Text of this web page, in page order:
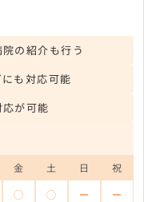
の紹介も行う
も対応可能
が可能
金 土 日 祝
◯ ◯ ー ー